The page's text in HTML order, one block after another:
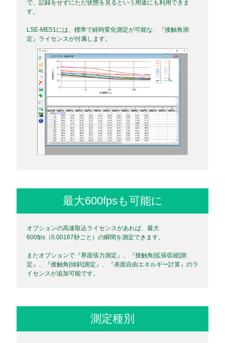
で、記録をせずにただ状態を見るという用途にも利用できま
す。
LSE-ME51には、標準で経時変化測定が可能な、『接触角測
定』ライセンスが付属します。
最大600fpsも可能に
オプションの高速取込ライセンスがあれば、最大
600fps（0.00167秒ごと）の瞬間を測定できます。
またオプションで『界面張力測定』、『接触角[拡張収縮]測
定』、『接触角[傾斜]測定』、『表面自由エネルギー計算』のラ
イセンスが追加可能です。
測定種別